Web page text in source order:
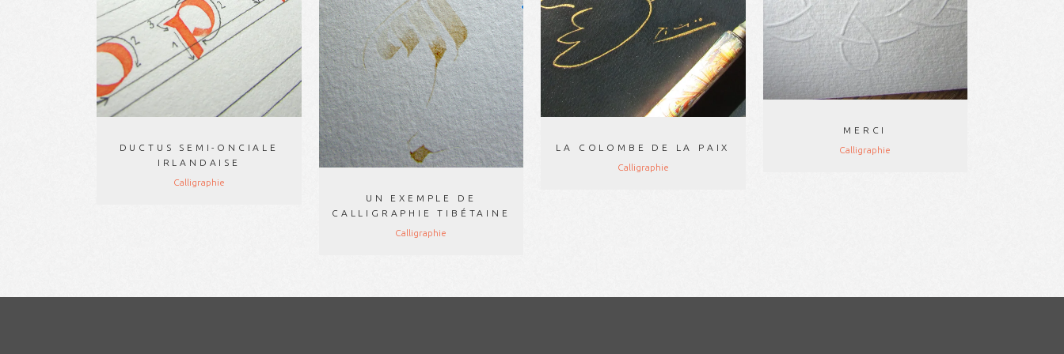
DUCTUS SEMI-ONCIALE
IRLANDAISE
Calligraphie
VOIR
UN EXEMPLE DE
CALLIGRAPHIE TIBÉTAINE
Calligraphie
LA COLOMBE DE LA PAIX
Calligraphie
MERCI
Calligraphie